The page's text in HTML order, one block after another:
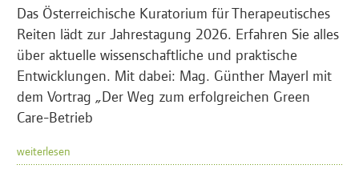
Das Österreichische Kuratorium für Therapeutisches
Reiten lädt zur Jahrestagung 2026. Erfahren Sie alles
über aktuelle wissenschaftliche und praktische
Entwicklungen. Mit dabei: Mag. Günther Mayerl mit
dem Vortrag „Der Weg zum erfolgreichen Green
Care-Betrieb
weiterlesen